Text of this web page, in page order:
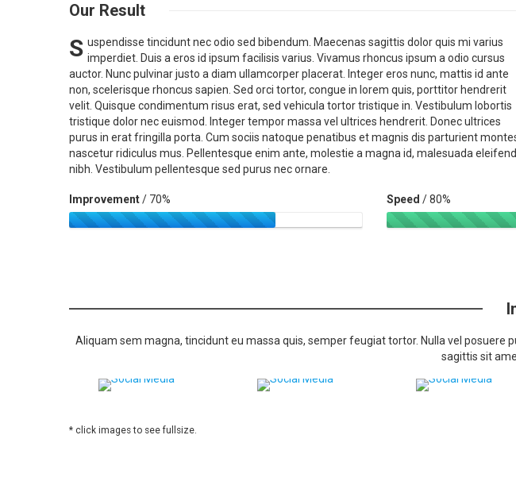
Our Result
S uspendisse tincidunt nec odio sed bibendum. Maecenas sagittis dolor quis mi varius
imperdiet. Duis a eros id ipsum facilisis varius. Vivamus rhoncus ipsum a odio cursus
auctor. Nunc pulvinar justo a diam ullamcorper placerat. Integer eros nunc, mattis id ante
non, scelerisque rhoncus sapien. Sed orci tortor, congue in lorem quis, porttitor hendrerit
velit. Quisque condimentum risus erat, sed vehicula tortor tristique in. Vestibulum lobortis
tristique dolor nec euismod. Integer tempor massa vel ultrices hendrerit. Donec ultrices
purus in erat fringilla porta. Cum sociis natoque penatibus et magnis dis parturient
nascetur ridiculus mus. Pellentesque enim ante, molestie a magna id, malesuada eleifend
nibh. Vestibulum pellentesque sed purus nec ornare.
Improvement/ 70% Speed / 80%
Aliquam sem magna, tincidunt eu massa quis, semper feugiat tortor. Nulla vel posuere
sagittis sit
* click images to see fullsize.